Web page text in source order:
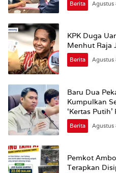
Berita Agustus
KPK Duga
Menhut Raja
Berita Agustus
Baru Dua
Kumpulkan
‘Kertas
Supplier
Berita Agustus
Pemkot
Terapkan